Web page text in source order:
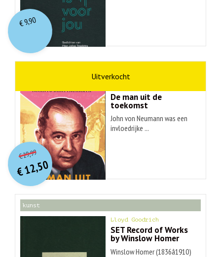
€9,90
De man uit de
toekomst
John von Neumann was een
invloedrijke ...
€29,99O
orspr
onkelijke
prijs
was:
€ 29,99.
€12,50
Huidige
prijs
is:€ 12,50.
kunst
Lloyd Goodrich
SET Record of Works
by Winslow Homer
Winslow Homer (1836â1910)